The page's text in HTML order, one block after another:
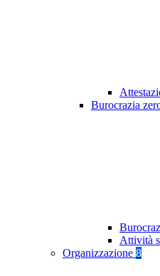
Burocrazia
Attività
Organizzazione 8